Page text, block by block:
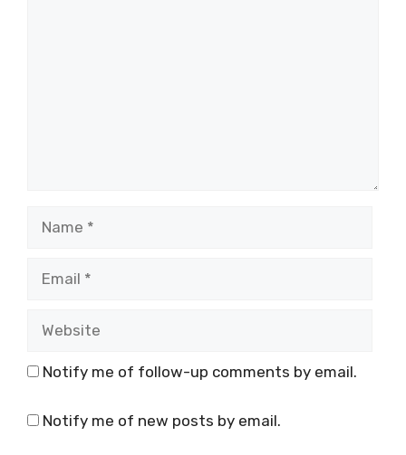
Notify me of follow-up comments by email.
Notify me of new posts by email.